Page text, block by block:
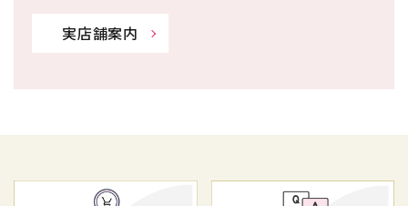
実店舗案内